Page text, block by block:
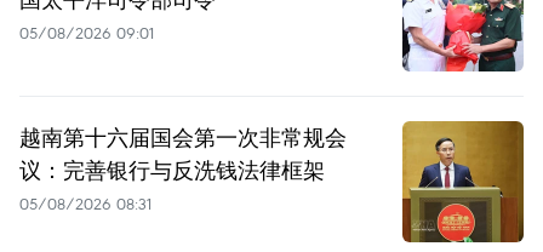
05/08/2026 09:01
越南第十六届国会第一次非常规会
议：完善银行与反洗钱法律框架
05/08/2026 08:31